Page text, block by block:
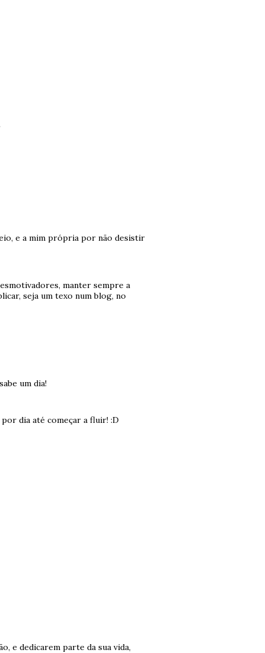
e a mim própria por não desistir
manter sempre a
seja um texo num blog, no
um dia!
dia até começar a fluir! :D
e dedicarem parte da sua vida,